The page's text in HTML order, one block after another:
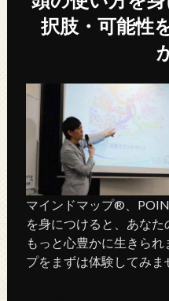
択肢・可能性
マインドマップ®、
を身につけると、あなた
もっと心豊かに生きら
プをまずは体験してみま